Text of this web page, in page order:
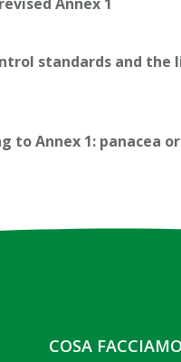
standards and the
Annex 1: panacea
COSA FACCIAMO